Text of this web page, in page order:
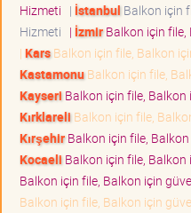
Hizmeti | İstanbul Balkon için
Hizmeti | İzmirBalkon için file,
| KarsBalkon için file, Balkon
KastamonuBalkon için file,
Kayseri Balkon için file,
Kırklareli Balkon için file,
KırşehirBalkon için file,
Kocaeli Balkon için file,
Balkon için file, Balkon için
Balkon için file, Balkon için